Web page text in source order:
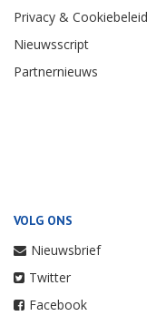
Privacy & Cookiebeleid
Nieuwsscript
Partnernieuws
VOLG ONS
Nieuwsbrief
Twitter
Facebook